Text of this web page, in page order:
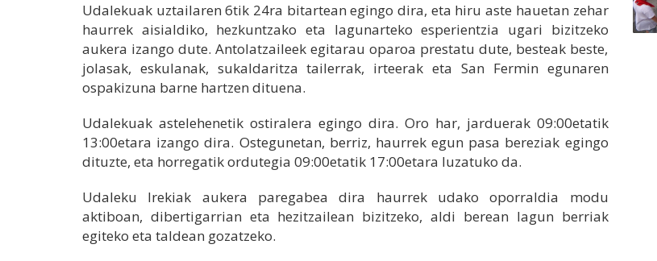
Udalekuak uztailaren 6tik 24ra bitartean egingo dira, eta hiru aste hauetan zehar
haurrek aisialdiko, hezkuntzako eta lagunarteko esperientzia ugari bizitzeko
aukera izango dute. Antolatzaileek egitarau oparoa prestatu dute, besteak beste,
jolasak, eskulanak, sukaldaritza tailerrak, irteerak eta San Fermin egunaren
ospakizuna barne hartzen dituena.
Udalekuak astelehenetik ostiralera egingo dira. Oro har, jarduerak 09:00etatik
13:00etara izango dira. Ostegunetan, berriz, haurrek egun pasa bereziak egingo
dituzte, eta horregatik ordutegia 09:00etatik 17:00etara luzatuko da.
Udaleku Irekiak aukera paregabea dira haurrek udako oporraldia modu
aktiboan, dibertigarrian eta hezitzailean bizitzeko, aldi berean lagun berriak
egiteko eta taldean gozatzeko.